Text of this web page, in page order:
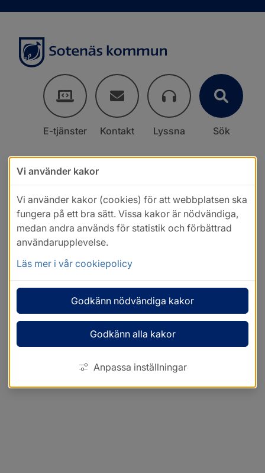
E-tjänster Kontakt Lyssna Sök
Vi använder kakor
Vi använder kakor (cookies) för att webbplatsen ska
fungera på ett bra sätt. Vissa kakor är nödvändiga,
medan andra används för statistik och förbättrad
användarupplevelse.
Läs mer i vår cookiepolicy
Godkänn nödvändiga kakor
Godkänn alla kakor
Anpassa inställningar